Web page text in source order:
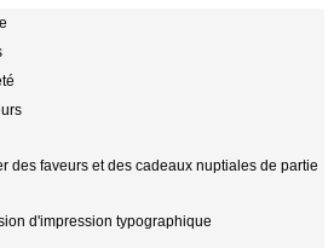
des faveurs et des cadeaux nuptiales de partie
d'impression typographique